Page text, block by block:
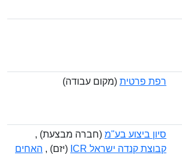
רפת פרטית(מקום עבודה)
סיון ביצוע בע"מ(חברה מבצעת) ,
קבוצת קנדה ישראל ICR
(יזם) ,האחים